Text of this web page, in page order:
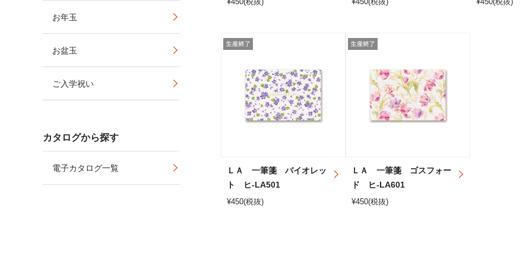
ＬＡ 一筆箋 バイオレッ
ト ヒ-LA501
¥450(税抜)
ＬＡ 一筆箋 ゴスフォー
ド ヒ-LA601
¥450(税抜)
お年玉
お盆玉
ご入学祝い
カタログから探す
電子カタログ一覧